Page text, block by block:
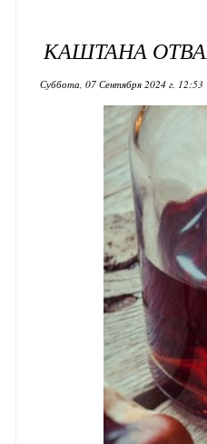
КАШТАНА
Суббота, 07 Сентября 2024 г. 12:53